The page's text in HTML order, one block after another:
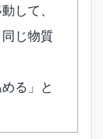
して、
じ物質
る」と